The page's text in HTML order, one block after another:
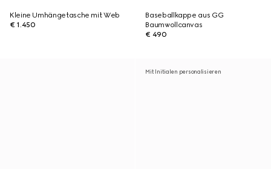
Kleine Umhängetasche mit Web
€ 1.450
Baseballkappe aus GG
Baumwollcanvas
€ 490
Mit Initialen personalisieren